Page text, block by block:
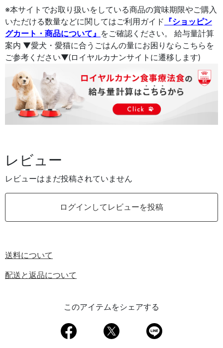
※本サイトでお取り扱いをしている商品の賞味期限やご購入
いただける数量などに関してはご利用ガイド
『ショッピン
グカート・商品について』
をご確認ください。 給与量計算
案内 ▼愛犬・愛猫に合うごはんの量にお困りならこちらを
ご参考ください▼(ロイヤルカナンサイトに遷移します)
レビュー
レビューはまだ投稿されていません
ログインしてレビューを投稿
送料について
配送と返品について
このアイテムをシェアする